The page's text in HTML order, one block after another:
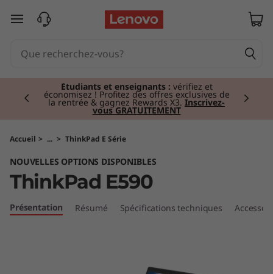
T
P
a
E
passer au contenu principal
Étudiants et enseignants : vérifiez et
économisez ! Profitez des offres exclusives de
la rentrée & gagnez Rewards X3. Inscrivez-
vous GRATUITEMENT
Currently displaying item 2 of 3
Accueil > ... > ThinkPad E Série
NOUVELLES OPTIONS DISPONIBLES
ThinkPad E590
Présentation Résumé Spécifications techniques